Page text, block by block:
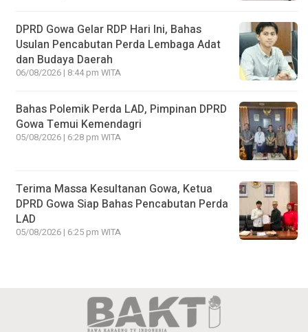
DPRD Gowa Gelar RDP Hari Ini, Bahas
Usulan Pencabutan Perda Lembaga Adat
dan Budaya Daerah
06/08/2026 | 8:44 pm WITA
Bahas Polemik Perda LAD, Pimpinan DPRD
Gowa Temui Kemendagri
05/08/2026 | 6:28 pm WITA
Terima Massa Kesultanan Gowa, Ketua
DPRD Gowa Siap Bahas Pencabutan Perda
LAD
05/08/2026 | 6:25 pm WITA